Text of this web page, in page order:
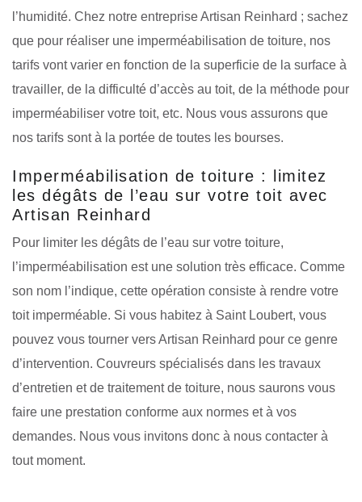
l’humidité. Chez notre entreprise Artisan Reinhard ; sachez
que pour réaliser une imperméabilisation de toiture, nos
tarifs vont varier en fonction de la superficie de la surface à
travailler, de la difficulté d’accès au toit, de la méthode pour
imperméabiliser votre toit, etc. Nous vous assurons que
nos tarifs sont à la portée de toutes les bourses.
Imperméabilisation de toiture : limitez
les dégâts de l’eau sur votre toit avec
Artisan Reinhard
Pour limiter les dégâts de l’eau sur votre toiture,
l’imperméabilisation est une solution très efficace. Comme
son nom l’indique, cette opération consiste à rendre votre
toit imperméable. Si vous habitez à Saint Loubert, vous
pouvez vous tourner vers Artisan Reinhard pour ce genre
d’intervention. Couvreurs spécialisés dans les travaux
d’entretien et de traitement de toiture, nous saurons vous
faire une prestation conforme aux normes et à vos
demandes. Nous vous invitons donc à nous contacter à
tout moment.